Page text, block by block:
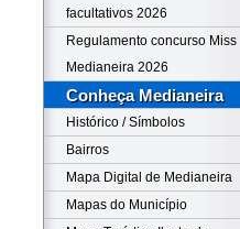
facultativos 2026
Regulamento concurso Miss
Medianeira 2026
Conheça Medianeira
Histórico / Símbolos
Bairros
Mapa Digital de Medianeira
Mapas do Município